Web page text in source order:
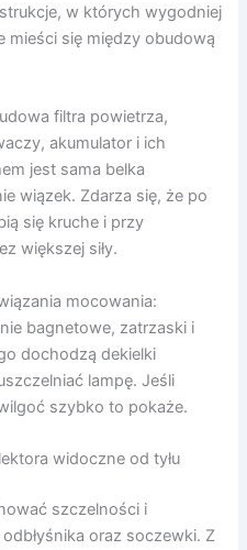
w których wygodniej
mieści się między obudową
filtra powietrza,
akumulator i ich
jest sama belka
wiązek. Zdarza się, że po
się kruche i przy
większej siły.
mocowania:
bagnetowe, zatrzaski i
dochodzą dekielki
lampę. Jeśli
szybko to pokaże.
widoczne od tyłu
szczelności i
oraz soczewki. Z